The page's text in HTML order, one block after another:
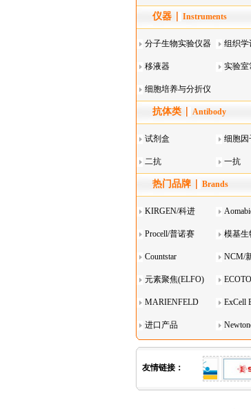
仪器 Instruments
分子生物实验仪器 组织学
移液器 实验室
细胞培养与分折仪
器叠
抗体类 Antibody
试剂盒 细胞因
二抗 一抗
热门品牌 Brands
KIRGEN/科进
Procell/普诺赛 模基生
Countstar NCM/
元素聚焦(ELFO)
MARIENFELD ExCell
进口产品
光学
友情链接：